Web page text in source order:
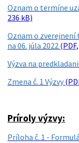
Oznam o termíne
236 kB)
Oznam o
na 06. júla 2022
Výzva na
Zmena č. 1 Výzvy
Príroly výzvy:
Príloha č. 1 -